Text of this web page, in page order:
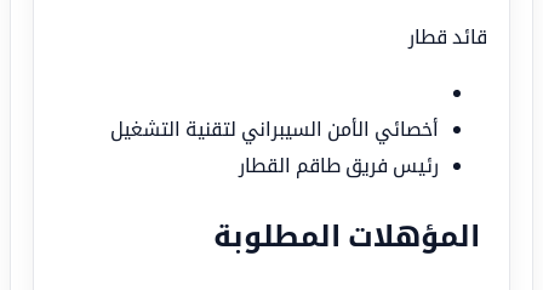
قائد قطار
أخصائي الأمن السيبراني لتقنية التشغيل
رئيس فريق طاقم القطار
المؤهلات المطلوبة